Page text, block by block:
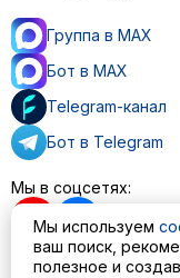
Группа в MAX
Бот в MAX
Telegram-канал
Бот в Telegram
Мы в соцсетях:
Мы используем
ваш поиск,
полезное и